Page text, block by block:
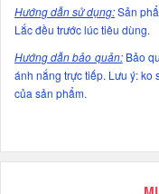
Hướng dẫn sử dụng:Sản
Lắc đều trước lúc tiêu dùng.
Hướng dẫn bảo quản:Bảo
ánh nắng trực tiếp. Lưu ý:
của sản phẩm.